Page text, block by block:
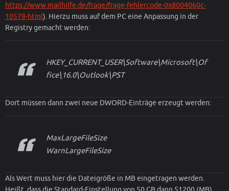
https://www.mailhilfe.de/frage/frage-fehlercode-0x8004060c-
10578-html). Hierzu muss auf dem PC eine Anpassung in der
Registry gemacht werden:
HKEY_CURRENT_USER\Software\Microsoft\Of
fice\16.0\Outlook\PST
Dort müssen dann zwei neue DWORD-Einträge erzeugt werden:
MaxLargeFileSize
WarnLargeFileSize
Als Wert muss hier die Dateigröße in MB eingetragen werden.